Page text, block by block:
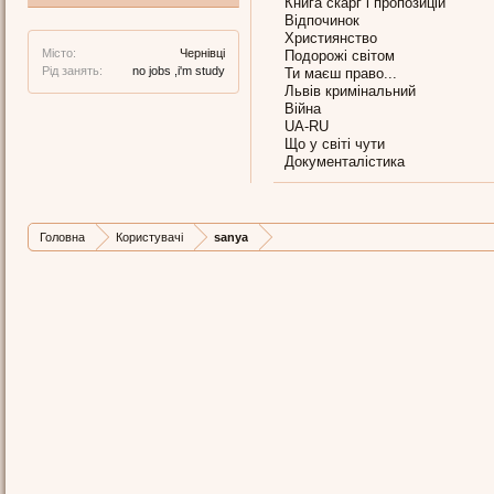
Місто:
Чернівці
Рід занять:
no jobs ,i'm study
Відпочинок
Християнство
Подорожі світом
Ти маєш право...
Львів кримінальний
Війна
UA-RU
Що у світі чути
Документалістика
Головна Користувачі sanya